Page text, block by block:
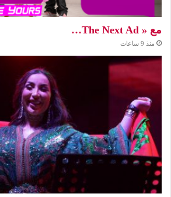
مع « The Next Ad…
منذ 9 ساعات